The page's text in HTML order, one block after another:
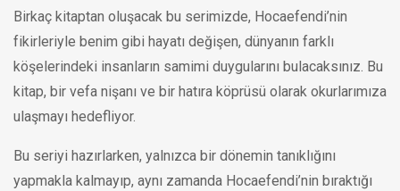
Birkaç kitaptan oluşacak bu serimizde, Hocaefendi’nin
fikirleriyle benim gibi hayatı değişen, dünyanın farklı
köşelerindeki insanların samimi duygularını bulacaksınız. Bu
kitap, bir vefa nişanı ve bir hatıra köprüsü olarak okurlarımıza
ulaşmayı hedefliyor.
Bu seriyi hazırlarken, yalnızca bir dönemin tanıklığını
yapmakla kalmayıp, aynı zamanda Hocaefendi’nin bıraktığı